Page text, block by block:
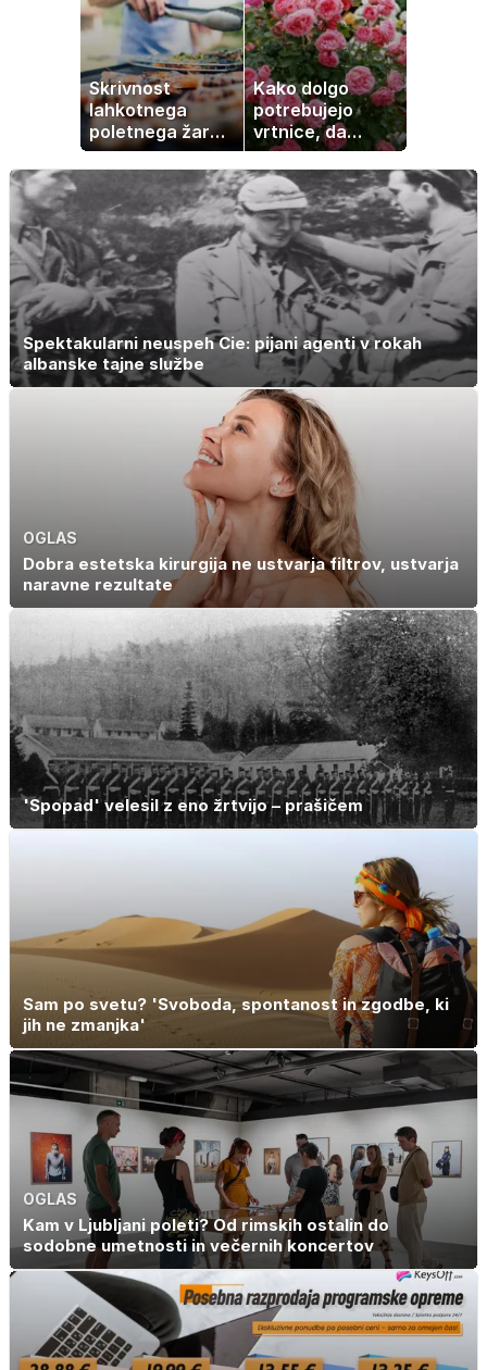
Skrivnost
lahkotnega
poletnega žara,
po katerem ne
boste
potrebovali
popoldanskega
spanca
Kako dolgo
potrebujejo
vrtnice, da
zrastejo? Vse o
rasti, cvetenju in
negi vrtnic
Spektakularni neuspeh Cie: pijani agenti v rokah
albanske tajne službe
OGLAS
Dobra estetska kirurgija ne ustvarja filtrov, ustvarja
naravne rezultate
'Spopad' velesil z eno žrtvijo – prašičem
Sam po svetu? 'Svoboda, spontanost in zgodbe, ki
jih ne zmanjka'
OGLAS
Kam v Ljubljani poleti? Od rimskih ostalin do
sodobne umetnosti in večernih koncertov